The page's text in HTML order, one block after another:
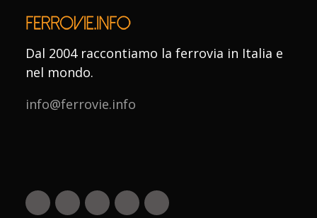
Dal 2004 raccontiamo la ferrovia in Italia e
nel mondo.
info@ferrovie.info